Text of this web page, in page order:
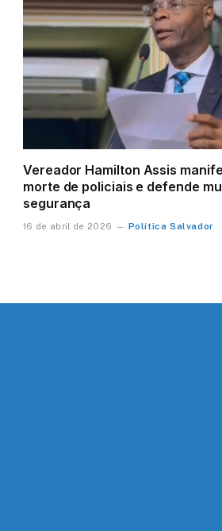
Vereador Hamilton Assis
morte de policiais e defende
segurança
16 de abril de 2026 Política Salvador